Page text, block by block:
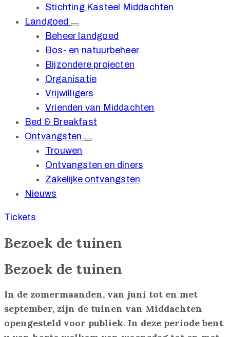
Stichting Kasteel Middachten
Landgoed
Beheer landgoed
Bos- en natuurbeheer
Bijzondere projecten
Organisatie
Vrijwilligers
Vrienden van Middachten
Bed & Breakfast
Ontvangsten
Trouwen
Ontvangsten en diners
Zakelijke ontvangsten
Nieuws
Tickets
Bezoek de tuinen
Bezoek de tuinen
In de zomermaanden, van juni tot en met
september, zijn de tuinen van Middachten
opengesteld voor publiek. In deze periode bent